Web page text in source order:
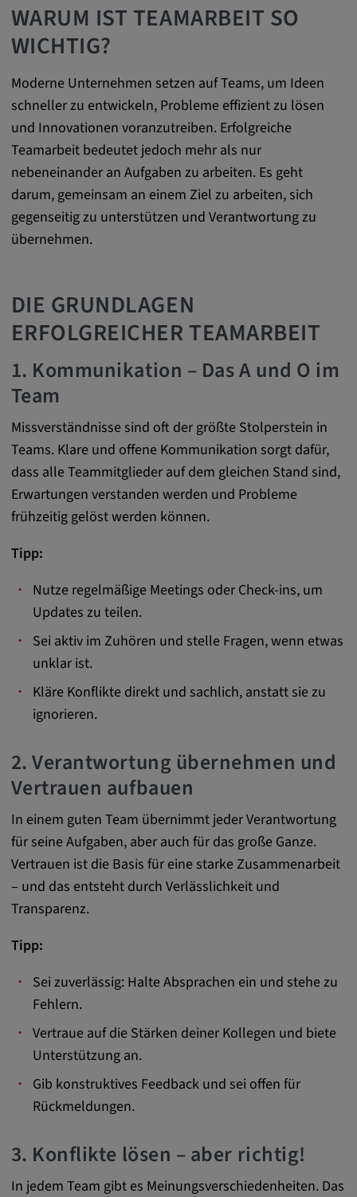
WARUM IST TEAMARBEIT SO
WICHTIG?
Moderne Unternehmen setzen auf Teams, um Ideen
schneller zu entwickeln, Probleme effizient zu lösen
und Innovationen voranzutreiben. Erfolgreiche
Teamarbeit bedeutet jedoch mehr als nur
nebeneinander an Aufgaben zu arbeiten. Es geht
darum, gemeinsam an einem Ziel zu arbeiten, sich
gegenseitig zu unterstützen und Verantwortung zu
übernehmen.
DIE GRUNDLAGEN
ERFOLGREICHER TEAMARBEIT
1. Kommunikation – Das A und O im
Team
Missverständnisse sind oft der größte Stolperstein in
Teams. Klare und offene Kommunikation sorgt dafür,
dass alle Teammitglieder auf dem gleichen Stand sind,
Erwartungen verstanden werden und Probleme
frühzeitig gelöst werden können.
Tipp:
Nutze regelmäßige Meetings oder Check-ins, um
Updates zu teilen.
Sei aktiv im Zuhören und stelle Fragen, wenn etwas
unklar ist.
Kläre Konflikte direkt und sachlich, anstatt sie zu
ignorieren.
2. Verantwortung übernehmen und
Vertrauen aufbauen
In einem guten Team übernimmt jeder Verantwortung
für seine Aufgaben, aber auch für das große Ganze.
Vertrauen ist die Basis für eine starke Zusammenarbeit
– und das entsteht durch Verlässlichkeit und
Transparenz.
Tipp:
Sei zuverlässig: Halte Absprachen ein und stehe zu
Fehlern.
Vertraue auf die Stärken deiner Kollegen und biete
Unterstützung an.
Gib konstruktives Feedback und sei offen für
Rückmeldungen.
3. Konflikte lösen – aber richtig!
In jedem Team gibt es Meinungsverschiedenheiten. Das
cookie_consent
Zweck:
Dieses Cookie speichert die
benutzerspezifischen Cookie-Einstellungen
Cookie Laufzeit:
1 Jahr
Externe Medien
Notwendig, um Inhalte von externen Medien-
Google Maps
DV, SOCS, NID, AEC, CONSENT, OGPC
google.com
Zweck:
Mit diesen Cookie werden die Präferenzen
und sonstige Informationen des Nutzers
Cookie Laufzeit:
Youtube
VISITOR_INFO1_LIVE, YSC, CONSENT,
yt.innertube::nextId, yt.innertube::requests,
connected-devices, yt-remote-device-id, yt-
remote-fast-check-period, yt-remote-session-
LOGIN_INFO, PREF, LOGIN_INFO, PREF,
SEARCH_SAMESITE, OGPC, OTZ, NID,
1P_JAR, DSID, APISID, HSID, SSID, SID,
SAPISID, SIDCC, yt-player-headers-
readable,
ytidb::LAST_RESULT_ENTRY_KEY, yt-
player-lv, yt-player-bandaid-host, yt-player-
bandwidth
Anbieter:
VISITOR_INFO1_LIVE wird genutzt, um
Probleme mit dem Dienst zu erkennen und
zu beheben. YSC wird von YouTube
verwendet, um Nutzereingaben zu speichern
und sie den Aktionen eines Nutzers
zuzuordnen.
Cookie Laufzeit:
Vimeo